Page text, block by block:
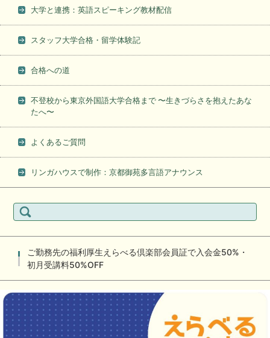
大学と連携：英語スピーキング教材配信
スタッフ大学合格・留学体験記
合格への道
不登校から東京外国語大学合格まで 〜生きづらさを抱えたあな
たへ〜
よくあるご質問
リンガハウスで制作：京都御苑多言語アナウンス
索:
ご勤務先の福利厚生えらべる倶楽部会員証で入会金50%・
初月受講料50%OFF